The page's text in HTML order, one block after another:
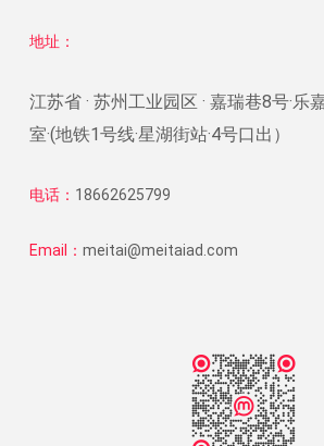
地址：
江苏省 · 苏州工业园区 · 嘉瑞巷8号·乐
室·(地铁1号线·星湖街站·4号口出）
电话： 18662625799
Email： meitai@meitaiad.com